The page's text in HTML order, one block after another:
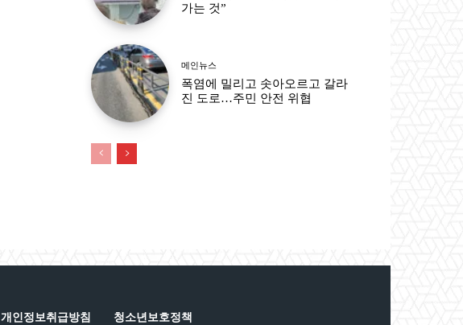
가는 것”
메인뉴스
폭염에 밀리고 솟아오르고 갈라
진 도로…주민 안전 위협
개인정보취급방침 청소년보호정책